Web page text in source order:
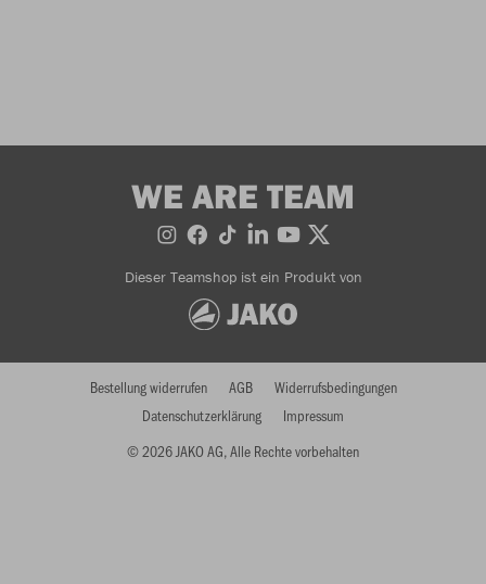
WE ARE TEAM
Dieser Teamshop ist ein Produkt von
© 2026 JAKO AG, Alle Rechte vorbehalten
Bestellung widerrufen AGB
Widerrufsbedingungen
Datenschutzerklärung
Impressum